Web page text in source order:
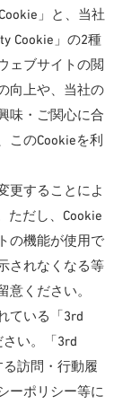
」と、当社
Cookie」の2種
ェブサイトの閲
向上や、当社の
味・ご関心に合
このCookieを利
更することによ
ただし、Cookie
の機能が使用で
されなくなる等
意ください。
ている「3rd
さい。「3rd
訪問・行動履
ーポリシー等に